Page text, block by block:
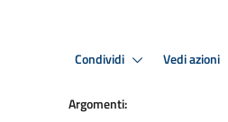
Condividi Vedi azioni
Argomenti: